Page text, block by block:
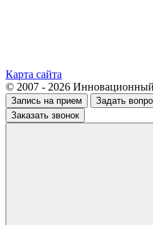
Карта сайта
© 2007 - 2026
Запись на прием Задать
Заказать звонок